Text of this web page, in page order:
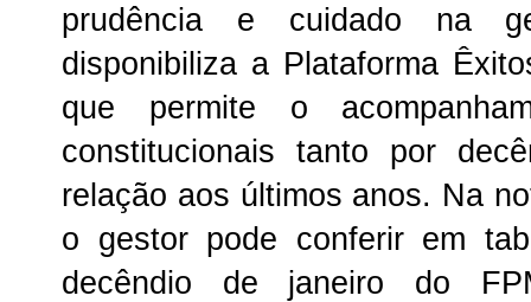
prudência e cuidado na
disponibiliza a Plataforma
que permite o
constitucionais tanto por
relação aos últimos anos. Na
o gestor pode conferir em
decêndio de janeiro do